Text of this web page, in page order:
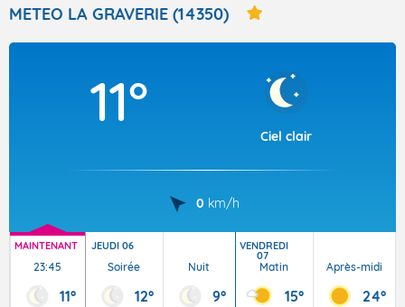
Articles
METEO LA GRAVERIE (14350)
11°
Ciel clair
0 km/h
MAINTENANT
23:45
11°
JEUDI 06
Soirée
12°
Nuit
9°
VENDREDI
07
Matin
15°
Après-midi
24°